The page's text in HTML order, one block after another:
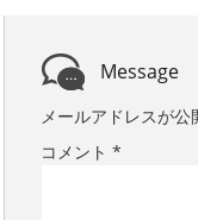
Message
メールアドレスが公
コメント *